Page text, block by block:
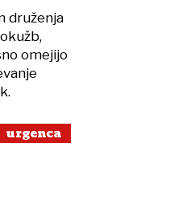
druženja
omejijo
urgenca